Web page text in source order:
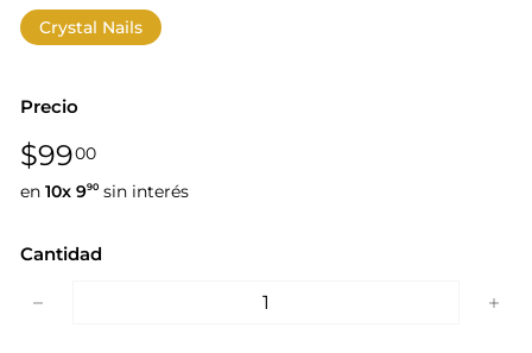
Crystal Nails
Precio
Precio
habitual
$9900$99,00
en 10x 990 sin interés
Cantidad